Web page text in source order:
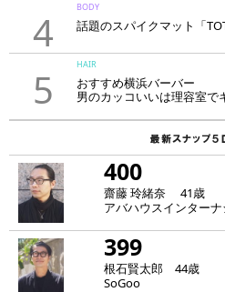
4
BODY
話題のスパイクマット「
5
HAIR
おすすめ横浜バーバー
男のカッコいいは理容室で
400
齋藤 玲緒奈 41歳
アバハウスインター
399
根石賢太郎 44歳
SoGoo